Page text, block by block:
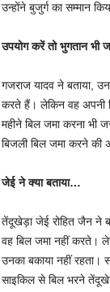
उन्होंने बुजुर्ग का सम्मान
उपयोग करें तो भुगतान भी
गजराज यादव ने बताया,
करते हैं। लेकिन वह अपनी
महीने बिल जमा करना भी
बिजली बिल जमा करने की
जेई ने क्या बताया…
तेंदूखेड़ा जेई रोहित जैन ने
वह बिल जमा नहीं करते।
उनका बकाया नहीं रहता।
साइकिल से बिल भरने